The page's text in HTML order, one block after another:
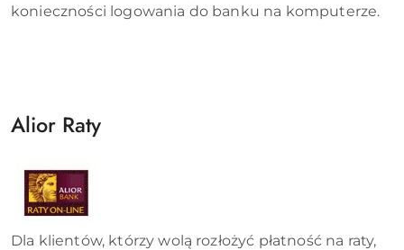
konieczności logowania do banku na komputerze.
Alior Raty
Dla klientów, którzy wolą rozłożyć płatność na raty,